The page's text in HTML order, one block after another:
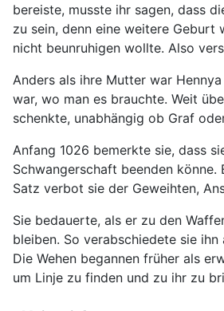
bereiste, musste ihr sagen, dass
zu sein, denn eine weitere
nicht beunruhigen wollte. Also
Anders als ihre Mutter war
war, wo man es brauchte. Weit
schenkte, unabhängig ob Graf
Anfang 1026 bemerkte sie, dass
Schwangerschaft beenden
Satz verbot sie der Geweihten,
Sie bedauerte, als er zu den
bleiben. So verabschiedete sie
Die Wehen begannen früher als
um Linje zu finden und zu ihr zu